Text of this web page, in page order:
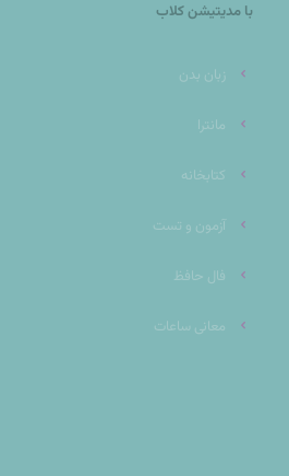
با مدیتیشن کلاب
زبان بدن
مانترا
کتابخانه
آزمون و تست
فال حافظ
معانی ساعات